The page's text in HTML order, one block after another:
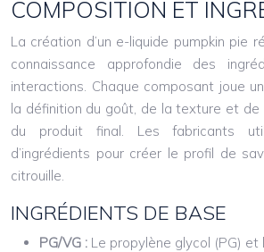
COMPOSITION ET
La création d’un e-liquide pumpkin pie
connaissance approfondie des
interactions. Chaque composant joue
la définition du goût, de la texture et de
du produit final. Les fabricants
d’ingrédients pour créer le profil de
citrouille.
INGRÉDIENTS DE BASE
PG/VG : Le propylène glycol (PG) et